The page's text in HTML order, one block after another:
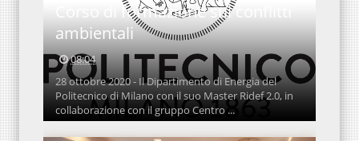
Corso di formazione sui conflitti
ambientali
08:04
28 ottobre 2020 - Il Dipartimento di Energia del
Politecnico di Milano con il suo Master Ridef 2.0, in
collaborazione con il gruppo Centro ...